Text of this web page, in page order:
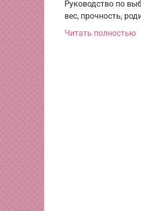
Руководство по
вес, прочность,
Читать полностью